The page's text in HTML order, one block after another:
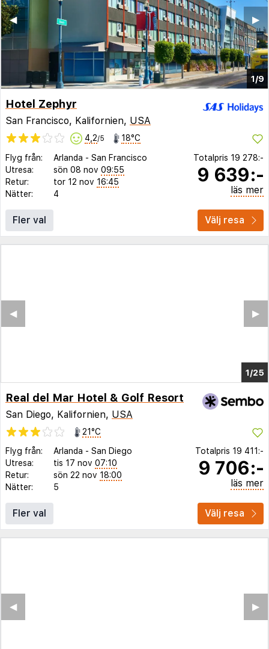
1/9
▶︎
◀︎
Hotel Zephyr
San Francisco, Kalifornien, USA
4,2/5 18°C
Flyg från: Arlanda - San Francisco
Utresa:
sön 08 nov 09:55
Retur:
tor 12 nov 16:45
Nätter:
4
Totalpris 19 278:-
9 639:-
läs mer
Fler val Välj resa
1/21
▶︎
◀︎
Real del Mar Hotel & Golf Resort
San Diego, Kalifornien, USA
21°C
Flyg från:
Arlanda - San Diego
Utresa:
tis 17 nov 07:10
Retur:
sön 22 nov 18:00
Nätter:
5
Totalpris 19 411:-
9 706:-
läs mer
Fler val Välj resa
▶︎
◀︎